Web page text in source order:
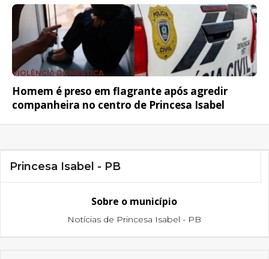
VIOLÊNCIA DOMÉSTICA
Homem é preso em flagrante após agredir
companheira no centro de Princesa Isabel
Princesa Isabel - PB
Sobre o município
Notícias de Princesa Isabel - PB